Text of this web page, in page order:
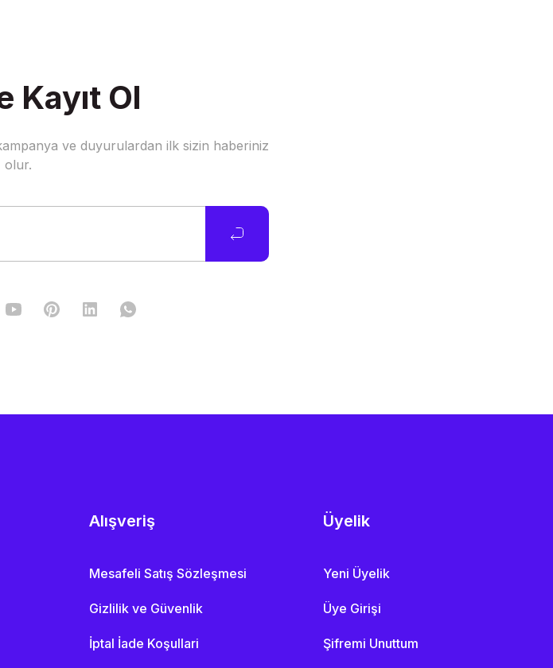
Kayıt Ol
ve duyurulardan ilk sizin haberiniz
olur.
Alışveriş
Mesafeli Satış Sözleşmesi
Gizlilik ve Güvenlik
İptal İade Koşullari
Üyelik
Yeni Üyelik
Üye Girişi
Şifremi Unuttum